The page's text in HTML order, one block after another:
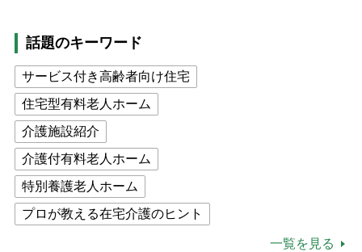
話題のキーワード
サービス付き高齢者向け住宅
住宅型有料老人ホーム
介護施設紹介
介護付有料老人ホーム
特別養護老人ホーム
プロが教える在宅介護のヒント
一覧を見る